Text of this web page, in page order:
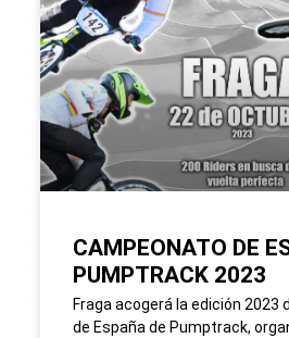
CAMPEONATO DE
PUMPTRACK 2023
Fraga acogerá la edición 2023
de España de Pumptrack,